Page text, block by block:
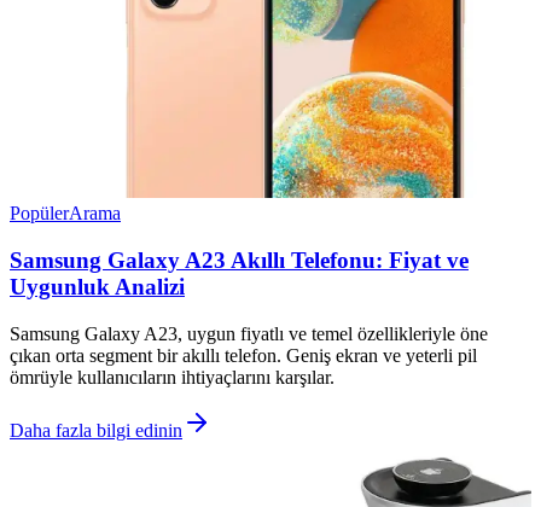
PopülerArama
Samsung Galaxy A23 Akıllı Telefonu: Fiyat ve
Uygunluk Analizi
Samsung Galaxy A23, uygun fiyatlı ve temel özellikleriyle öne
çıkan orta segment bir akıllı telefon. Geniş ekran ve yeterli pil
ömrüyle kullanıcıların ihtiyaçlarını karşılar.
Daha fazla bilgi edinin